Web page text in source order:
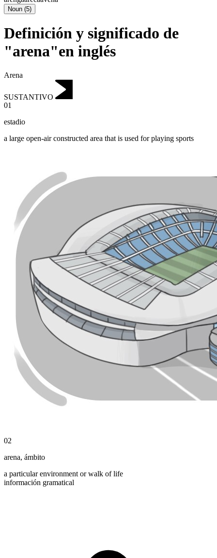
Noun (5)
Definición y significado de
"arena"en inglés
Arena
SUSTANTIVO
01
estadio
a large open-air constructed area that is used for playing sports
02
arena, ámbito
a particular environment or walk of life
información gramatical